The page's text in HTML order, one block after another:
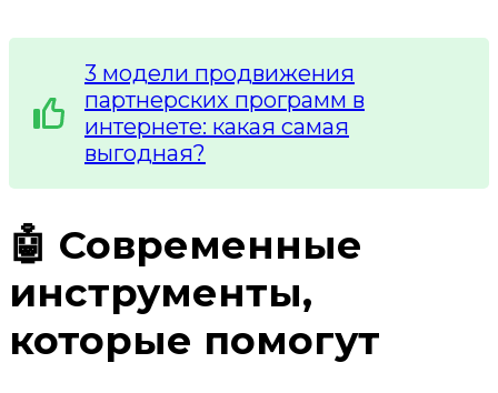
3 модели продвижения
партнерских программ в
интернете: какая самая
выгодная?
🤖 Современные
инструменты,
которые помогут